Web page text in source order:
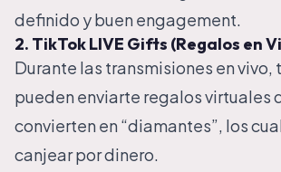
definido y buen engagement.
2. TikTok LIVE Gifts (Regalos en
Durante las transmisiones en vivo,
pueden enviarte regalos virtuales
convierten en “diamantes”, los
canjear por dinero.